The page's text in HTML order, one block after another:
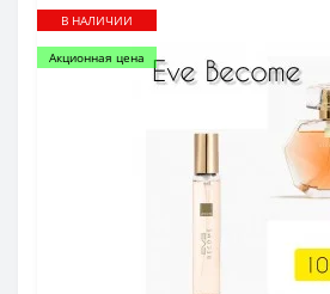
В НАЛИЧИИ
Акционная цена